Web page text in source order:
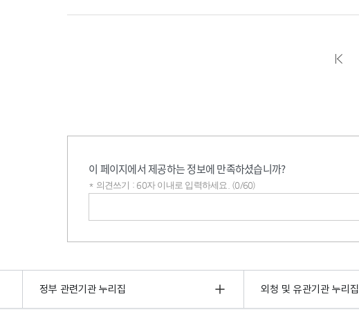
이 페이지에서 제공하는 정보에 만족하셨습니까?
* 의견쓰기 : 60자 이내로 입력하세요. (0/60)
정부 관련기관 누리집 외청 및 유관기관 누리집